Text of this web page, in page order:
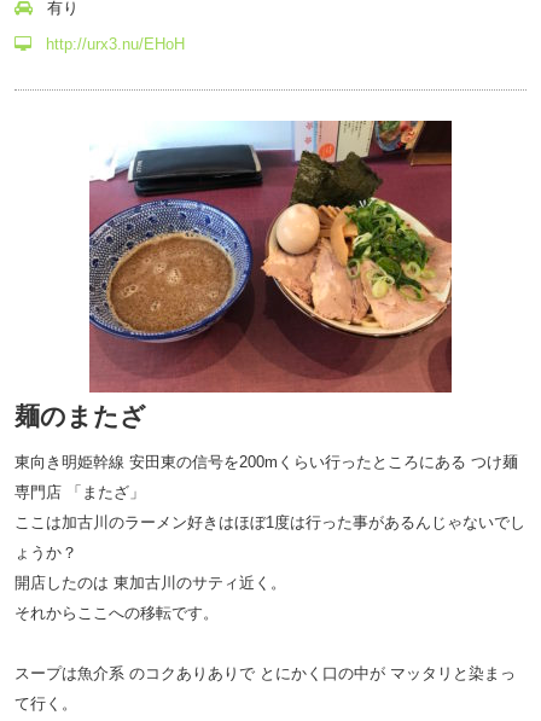
有り
http://urx3.nu/EHoH
麺のまたざ
東向き明姫幹線 安田東の信号を200mくらい行ったところにある つけ麺
専門店 「またざ」
ここは加古川のラーメン好きはほぼ1度は行った事があるんじゃないでし
ょうか？
開店したのは 東加古川のサティ近く。
それからここへの移転です。
スープは魚介系 のコクありありで とにかく口の中が マッタリと染まっ
て行く。